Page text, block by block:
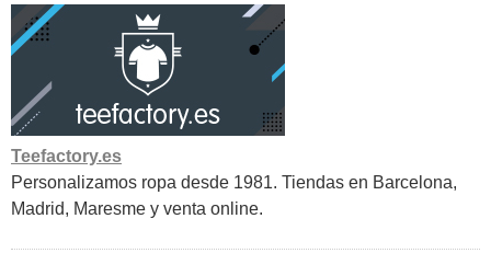
Teefactory.es
Personalizamos ropa desde 1981. Tiendas en Barcelona,
Madrid, Maresme y venta online.